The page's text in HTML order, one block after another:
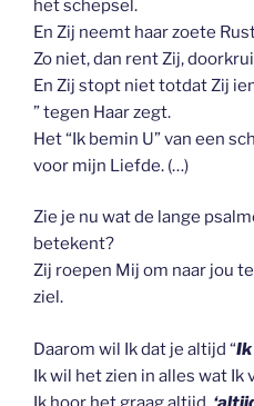
het schepsel.
En Zij neemt haar zoete
Zo niet, dan rent Zij,
En Zij stopt niet totdat Zij
” tegen Haar zegt.
Het “Ik bemin U” van een
voor mijn Liefde. (…)
Zie je nu wat de lange
betekent?
Zij roepen Mij om naar jou
ziel.
Daarom wil Ik dat je altijd “Ik
Ik wil het zien in alles wat Ik